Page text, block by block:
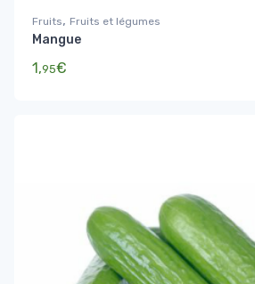
Fruits, Fruits et légumes
Mangue
1,95€